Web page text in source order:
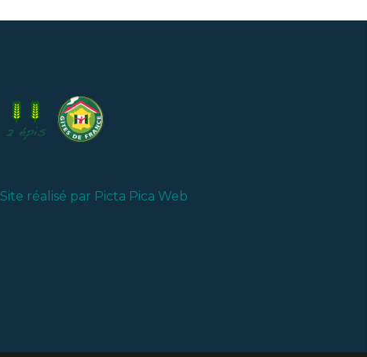
Site réalisé par Picta Pica Web